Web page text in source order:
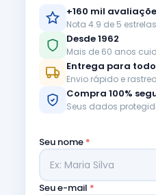
+160 mil
Nota 4.9 de 5 estrelas
Desde 1962
Mais de 60 anos
Entrega para
Envio rápido e
Compra 100%
Seus dados
Seu nome *
Seu e-mail *